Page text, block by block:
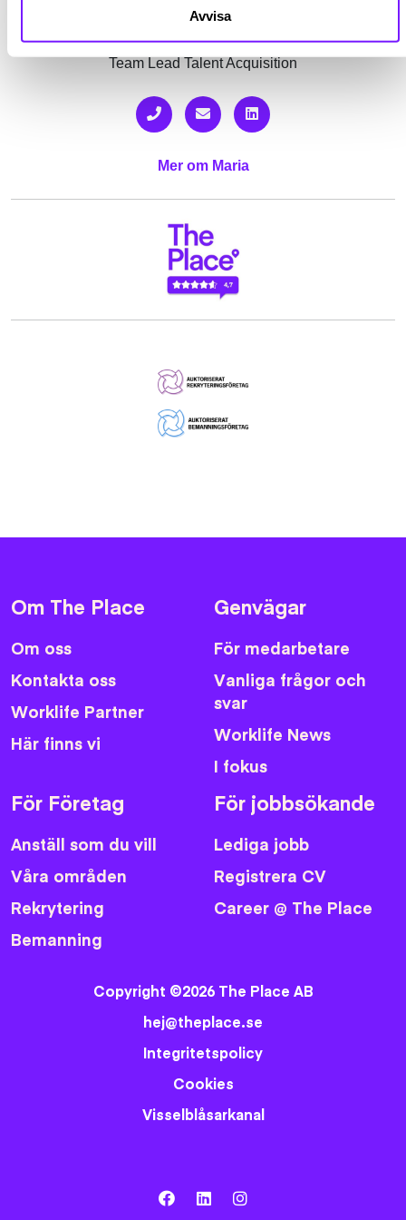
Avvisa
Maria Blom
Team Lead Talent Acquisition
Mer om Maria
Om The Place
Om oss
Kontakta oss
Worklife Partner
Här finns vi
Genvägar
För medarbetare
Vanliga frågor och
svar
Worklife News
I fokus
För Företag
Anställ som du vill
Våra områden
Rekrytering
Bemanning
För jobbsökande
Lediga jobb
Registrera CV
Career @ The Place
Copyright ©2026 The Place AB
hej@theplace.se
Integritetspolicy
Cookies
Visselblåsarkanal